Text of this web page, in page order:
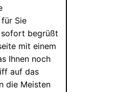
Sie
begrüßt
mit einem
Ihnen noch
auf das
die Meisten